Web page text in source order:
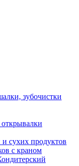
зубочистки
сухих продуктов
с краном